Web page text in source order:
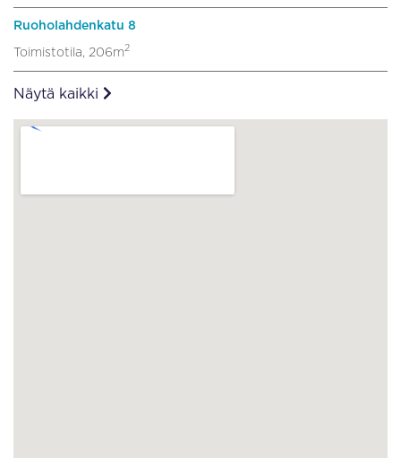
Ruoholahdenkatu 8
Toimistotila, 206m2
Näytä kaikki